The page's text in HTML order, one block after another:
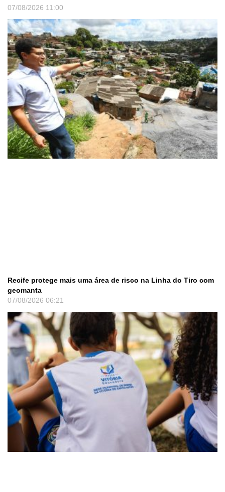
07/08/2026 11:00
Recife protege mais uma área de risco na Linha do Tiro com
geomanta
07/08/2026 06:21